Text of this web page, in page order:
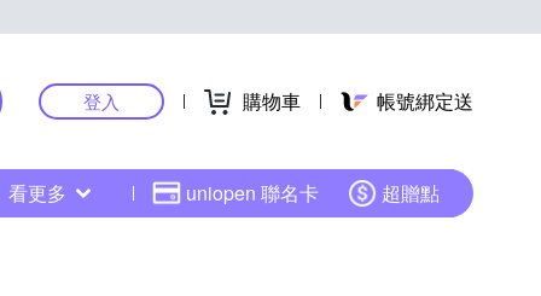
登入 購物車 帳號綁定送
看更多 uniopen 聯名卡 超贈點